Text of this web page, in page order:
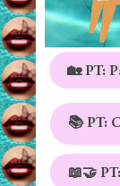
🏡 PT:
📚 PT:
📖🤝